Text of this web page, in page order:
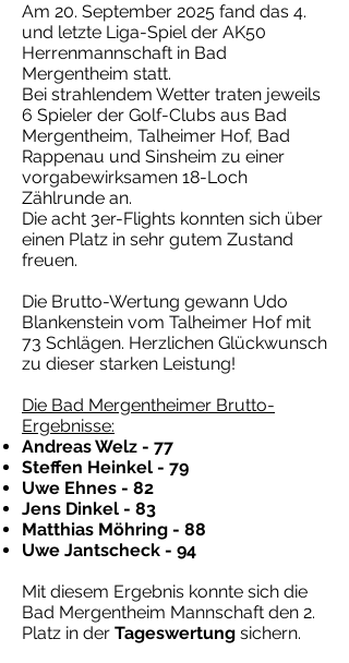
Am 20. September 2025 fand das 4.
und letzte Liga-Spiel der AK50
Herrenmannschaft in Bad
Mergentheim statt.
Bei strahlendem Wetter traten jeweils
6 Spieler der Golf-Clubs aus Bad
Mergentheim, Talheimer Hof, Bad
Rappenau und Sinsheim zu einer
vorgabewirksamen 18-Loch
Zählrunde an.
Die acht 3er-Flights konnten sich über
einen Platz in sehr gutem Zustand
freuen.
Die Brutto-Wertung gewann Udo
Blankenstein vom Talheimer Hof mit
73 Schlägen. Herzlichen Glückwunsch
zu dieser starken Leistung!
Die Bad Mergentheimer Brutto-
Ergebnisse:
Andreas Welz - 77
Steffen Heinkel - 79
Uwe Ehnes - 82
Jens Dinkel - 83
Matthias Möhring - 88
Uwe Jantscheck - 94
Mit diesem Ergebnis konnte sich die
Bad Mergentheim Mannschaft den 2.
Platz in der Tageswertung sichern.